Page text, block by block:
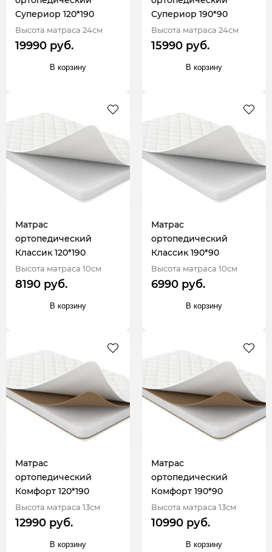
Супериор 120*190
Высота матраса 24см
19990 руб.
В корзину
Супериор 190*90
Высота матраса 24см
15990 руб.
В корзину
Матрас
ортопедический
Классик 120*190
Высота матраса 10см
8190 руб.
В корзину
Матрас
ортопедический
Классик 190*90
Высота матраса 10см
6990 руб.
В корзину
Матрас
ортопедический
Комфорт 120*190
Высота матраса 13см
12990 руб.
В корзину
Матрас
ортопедический
Комфорт 190*90
Высота матраса 13см
10990 руб.
В корзину